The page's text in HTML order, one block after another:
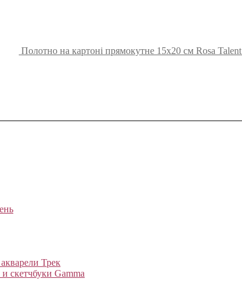
Полотно на картоні прямокутне 15х20 см Rosa Talent
Трек
скетчбуки Gamma